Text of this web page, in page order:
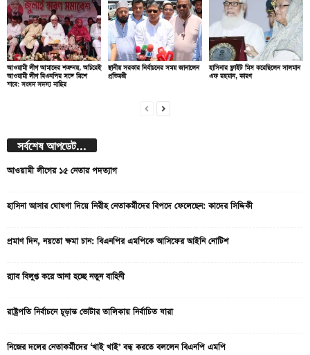
আওয়ামী লীগ আমাদের শত্রু নয়, অচিরেই
আওয়ামী লীগ বিএনপির সঙ্গে মিশে
যাবে: সংসদ সদস্য নাছির
স্থানীয় সরকার নির্বাচনের সময় জানালেন
প্রতিমন্ত্রী
হাসিনার ফ্লাইট মিস করেছিলেন সালমান
এফ রহমান, কারণ
সর্বশেষ আপডেট...
আওয়ামী লীগের ১৫ নেতার পদত্যাগ
হাসিনা আসার ঘোষণা দিয়ে নিরীহ নেতাকর্মীদের বিপদে ফেলেছেন: কাদের সিদ্দিকী
প্রমাণ দিন, নয়তো ক্ষমা চান: বিএনপির এমপিকে আসিফের আইনি নোটিশ
র‍্যাব বিলুপ্ত করে আনা হচ্ছে নতুন বাহিনী
রাষ্ট্রপতি নির্বাচনে চূড়ান্ত ভোটার তালিকায় নির্বাচিত যারা
নিজের দলের নেতাকর্মীদের ‘খাই খাই’ বন্ধ করতে বললেন বিএনপি এমপি